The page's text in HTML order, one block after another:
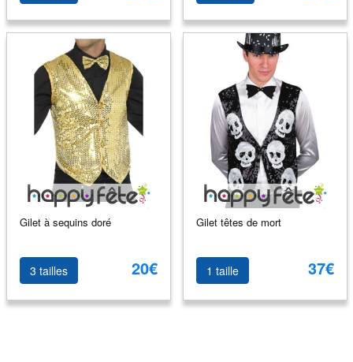
Gilet à sequins doré
3 tailles 20€
Gilet têtes de mort
1 taille 37€